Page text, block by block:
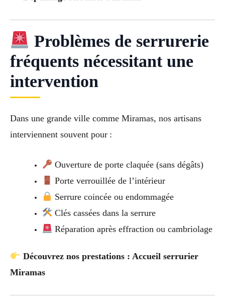
Problèmes de serrurerie
fréquents nécessitant une
intervention
Dans une grande ville comme Miramas, nos artisans
interviennent souvent pour :
Ouverture de porte claquée (sans dégâts)
Porte verrouillée de l’intérieur
Serrure coincée ou endommagée
Clés cassées dans la serrure
Réparation après effraction ou cambriolage
Découvrez nos prestations : Accueil serrurier
Miramas